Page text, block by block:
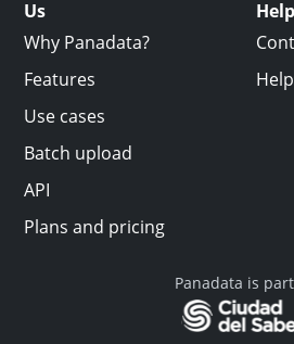
Us
Why Panadata?
Features
Use cases
Batch upload
API
Plans and pricing
Help
Panadata is